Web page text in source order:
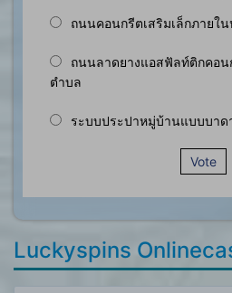
ถนนคอนกรีตเสริมเล็กภายใ
ถนนลาดยางแอสฟัลท์ติกคอน
ตำบล
ระบบประปาหมู่บ้านแบบบาด
Vote
Luckyspins